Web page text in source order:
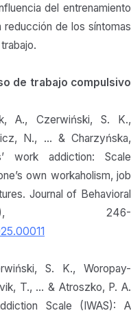
del entrenamiento
de los síntomas
de trabajo compulsivo
A., Czerwiński, S. K.,
N., … & Charzyńska,
work addiction: Scale
own workaholism, job
Journal of Behavioral
246-
S. K., Woropay-
T., … & Atroszko, P. A.
Scale (IWAS): A